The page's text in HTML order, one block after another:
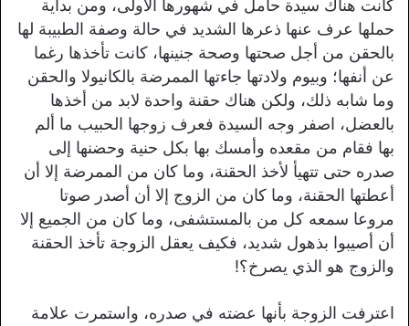
كانت هناك سيدة حامل في شهورها الأولى، ومن بداية
حملها عرف عنها ذعرها الشديد في حالة وصفة الطبيبة لها
بالحقن من أجل صحتها وصحة جنينها، كانت تأخذها رغما
عن أنفها؛ وبيوم ولادتها جاءتها الممرضة بالكانيولا والحقن
وما شابه ذلك، ولكن هناك حقنة واحدة لابد من أخذها
بالعضل، اصفر وجه السيدة فعرف زوجها الحبيب ما ألم
بها فقام من مقعده وأمسك بها بكل حنية وحضنها إلى
صدره حتى تتهيأ لأخذ الحقنة، وما كان من الممرضة إلا أن
أعطتها الحقنة، وما كان من الزوج إلا أن أصدر صوتا
مروعا سمعه كل من بالمستشفى، وما كان من الجميع إلا
أن أصيبوا بذهول شديد، فكيف يعقل الزوجة تأخذ الحقنة
والزوج هو الذي يصرخ؟!
اعترفت الزوجة بأنها عضته في صدره، واستمرت علامة